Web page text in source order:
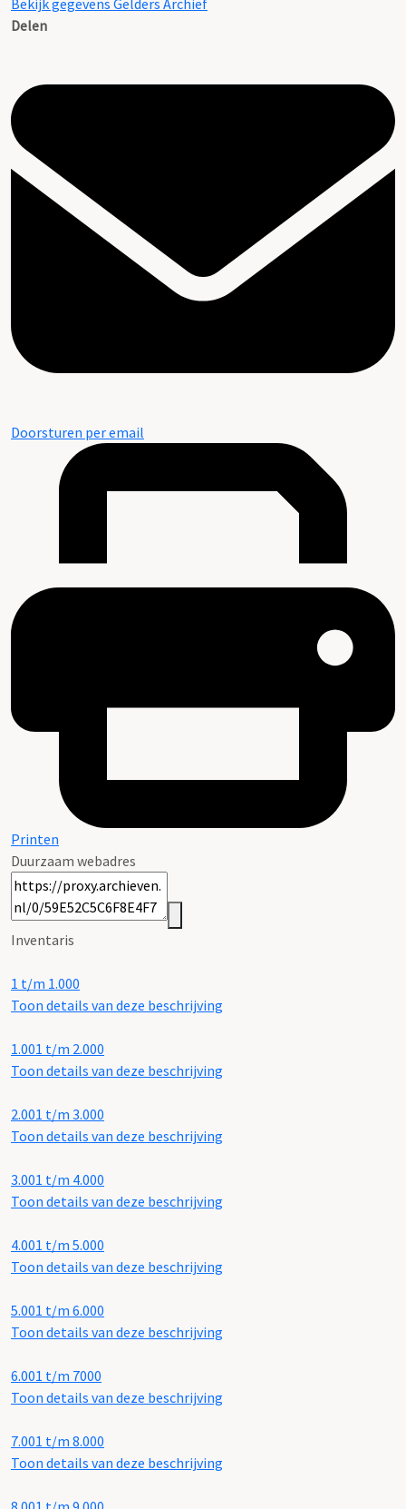
Bekijk gegevens Gelders Archief
Delen
Doorsturen per email
Printen
Duurzaam webadres
Inventaris
1 t/m 1.000
Toon details van deze beschrijving
1.001 t/m 2.000
Toon details van deze beschrijving
2.001 t/m 3.000
Toon details van deze beschrijving
3.001 t/m 4.000
Toon details van deze beschrijving
4.001 t/m 5.000
Toon details van deze beschrijving
5.001 t/m 6.000
Toon details van deze beschrijving
6.001 t/m 7000
Toon details van deze beschrijving
7.001 t/m 8.000
Toon details van deze beschrijving